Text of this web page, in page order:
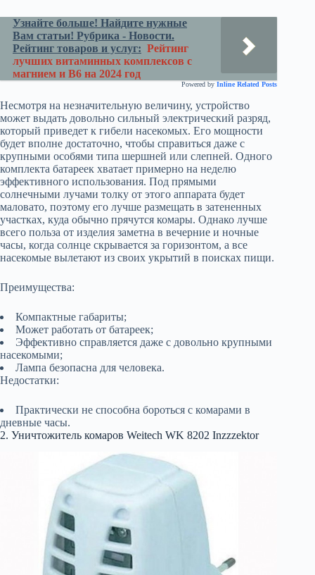
Узнайте больше! Найдите нужные
Вам статьи! Рубрика - Новости.
Рейтинг товаров и услуг: Рейтинг
лучших витаминных комплексов с
магнием и В6 на 2024 год
Powered by Inline Related Posts
Несмотря на незначительную величину, устройство
может выдать довольно сильный электрический разряд,
который приведет к гибели насекомых. Его мощности
будет вполне достаточно, чтобы справиться даже с
крупными особями типа шершней или слепней. Одного
комплекта батареек хватает примерно на неделю
эффективного использования. Под прямыми
солнечными лучами толку от этого аппарата будет
маловато, поэтому его лучше размещать в затененных
участках, куда обычно прячутся комары. Однако лучше
всего польза от изделия заметна в вечерние и ночные
часы, когда солнце скрывается за горизонтом, а все
насекомые вылетают из своих укрытий в поисках пищи.
Преимущества:
Компактные габариты;
Может работать от батареек;
Эффективно справляется даже с довольно крупными
насекомыми;
Лампа безопасна для человека.
Недостатки:
Практически не способна бороться с комарами в
дневные часы.
2. Уничтожитель комаров Weitech WK 8202 Inzzzektor